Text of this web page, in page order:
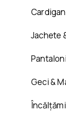
Jachete
Pantaloni
Geci &